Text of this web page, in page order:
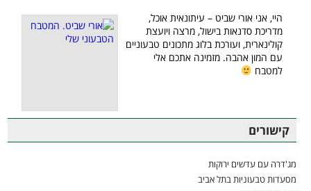
היי, אני אורי שביט – עיתונאית אוכל,
מדריכת סדנאות בישול, מרצה ויועצת
קולינארית, ועורכת בלוג מתכונים טבעוניים
עם המון אהבה. מזמינה אתכם אלי
למטבח
קישורים
מג'דרה עם עדשים ירוקות
מסעדות טבעוניות בתל אביב